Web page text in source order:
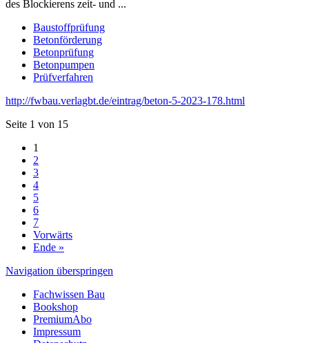
des Blockierens zeit- und ...
Baustoffprüfung
Betonförderung
Betonprüfung
Betonpumpen
Prüfverfahren
http://fwbau.verlagbt.de/eintrag/beton-5-2023-178.html
Seite 1 von 15
1
2
3
4
5
6
7
Vorwärts
Ende »
Navigation überspringen
Fachwissen Bau
Bookshop
PremiumAbo
Impressum